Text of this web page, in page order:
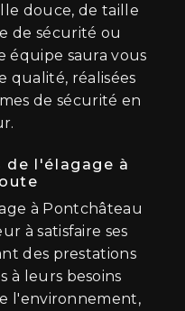
douce, de taille
de sécurité ou
équipe saura vous
qualité, réalisées
de sécurité en
de l'élagage à
à Pontchâteau
à satisfaire ses
des prestations
à leurs besoins
l'environnement,